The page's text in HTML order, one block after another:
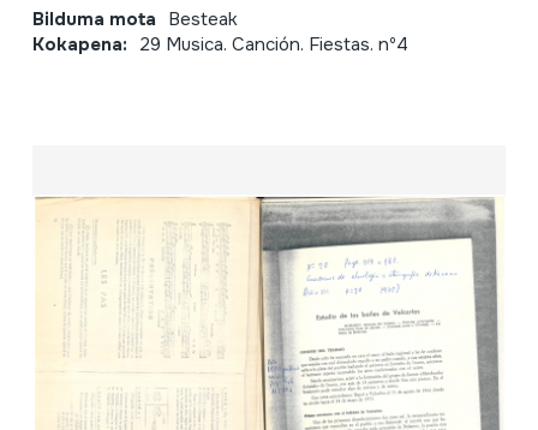
Bilduma mota Besteak
Kokapena: 29 Musica. Canción. Fiestas. nº4